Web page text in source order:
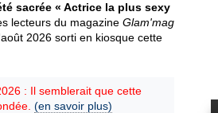
sacrée « Actrice la plus sexy
lecteurs du magazine Glam'mag
2026 sorti en kiosque cette
: Il semblerait que cette
(en savoir plus)